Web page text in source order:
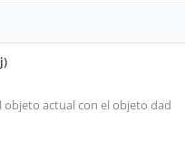
objeto actual con el objeto dad